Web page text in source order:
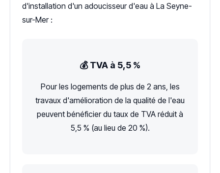
d'installation d'un adoucisseur d'eau à La Seyne-
sur-Mer :
💰 TVA à 5,5 %
Pour les logements de plus de 2 ans, les
travaux d'amélioration de la qualité de l'eau
peuvent bénéficier du taux de TVA réduit à
5,5 % (au lieu de 20 %).